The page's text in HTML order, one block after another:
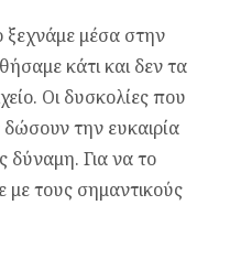
μέσα στην
κάτι και δεν τα
Οι δυσκολίες που
την ευκαιρία
δύναμη. Για να το
με τους σημαντικούς